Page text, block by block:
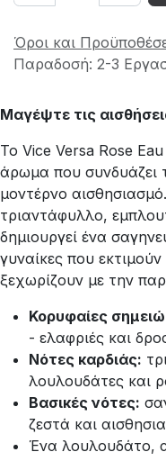
Όροι και
Παραδοσή: 2-3
Μαγέψτε τις
Το Vice Versa Rose
άρωμα που συνδυάζει
μοντέρνο
τριαντάφυλλο,
δημιουργεί ένα
γυναίκες που
ξεχωρίζουν με την
Κορυφαίες
- ελαφριές και
Νότες καρδιάς:
λουλουδάτες και
Βασικές νότες:
ζεστά και
Ένα λουλουδάτο,